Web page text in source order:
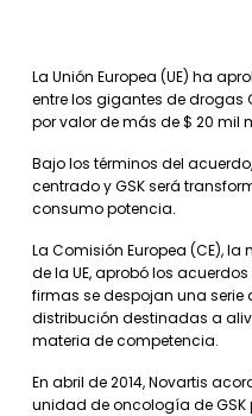
La Unión Europea (UE) ha
entre los gigantes de drogas
por valor de más de $ 20 mil
Bajo los términos del
centrado y GSK será
consumo potencia.
La Comisión Europea (CE),
de la UE, aprobó los
firmas se despojan una
distribución destinadas a
materia de competencia.
En abril de 2014, Novartis
unidad de oncología de GSK